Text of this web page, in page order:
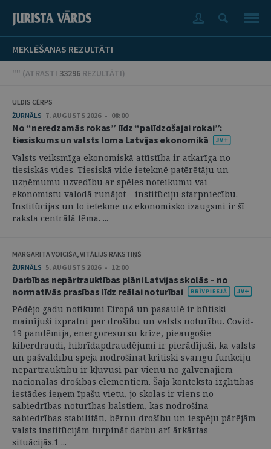
MEKLĒŠANAS REZULTĀTI
"" (ATRASTI 33296 REZULTĀTI)
ULDIS CĒRPS
ŽURNĀLS 7. AUGUSTS 2026 • 08:00
No “neredzamās rokas” līdz “palīdzošajai rokai”:
tiesiskums un valsts loma Latvijas ekonomikā
Valsts veiksmīga ekonomiskā attīstība ir atkarīga no
tiesiskās vides. Tiesiskā vide ietekmē patērētāju un
uzņēmumu uzvedību ar spēles noteikumu vai –
ekonomistu valodā runājot – institūciju starpniecību.
Institūcijas un to ietekme uz ekonomisko izaugsmi ir šī
raksta centrālā tēma. ...
MARGARITA VOICIŠA, VITĀLIJS RAKSTIŅŠ
ŽURNĀLS 5. AUGUSTS 2026 • 12:00
Darbības nepārtrauktības plāni Latvijas skolās – no
normatīvās prasības līdz reālai noturībai
Pēdējo gadu notikumi Eiropā un pasaulē ir būtiski
mainījuši izpratni par drošību un valsts noturību. Covid-
19 pandēmija, energoresursu krīze, pieaugošie
kiberdraudi, hibrīdapdraudējumi ir pierādījuši, ka valsts
un pašvaldību spēja nodrošināt kritiski svarīgu funkciju
nepārtrauktību ir kļuvusi par vienu no galvenajiem
nacionālās drošības elementiem. Šajā kontekstā izglītības
iestādes ieņem īpašu vietu, jo skolas ir viens no
sabiedrības noturības balstiem, kas nodrošina
sabiedrības stabilitāti, bērnu drošību un iespēju pārējām
valsts institūcijām turpināt darbu arī ārkārtas
situācijās.1 ...